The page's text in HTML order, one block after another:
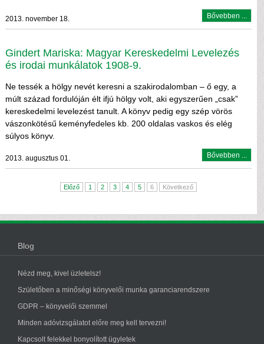
2013. november 18. Bővebben ...
Gindert Mariska: Magyar Kereskedelmi Levelezés
és irodai munkálatok 1908-9.
Ne tessék a hölgy nevét keresni a szakirodalomban – ő egy, a
múlt század fordulóján élt ifjú hölgy volt, aki egyszerűen „csak”
kereskedelmi levelezést tanult. A könyv pedig egy szép vörös
vászonkötésű keményfedeles kb. 200 oldalas vaskos és elég
súlyos könyv.
2013. augusztus 01. Bővebben ...
Előző 1 2 3 4 5 6 Következő
Blog
Nézd meg, kivel üzletelsz!
Születőben a minőségi könyvelői munka garanciarendszere
GDPR – könyvelői szemmel
Minden adóvizsgálatot előre meg kell tervezni!
Kapcsolt felekkel bonyolított ügyletek